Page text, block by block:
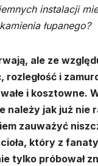
instalacji
łupanego?
ale ze
rozległość i
i kosztowne.
należy jak już nie
zauważyć
który z
tylko próbował